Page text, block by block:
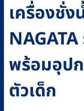
เครื่องชั่ง
พร้อมอุป
ตัวเด็ก